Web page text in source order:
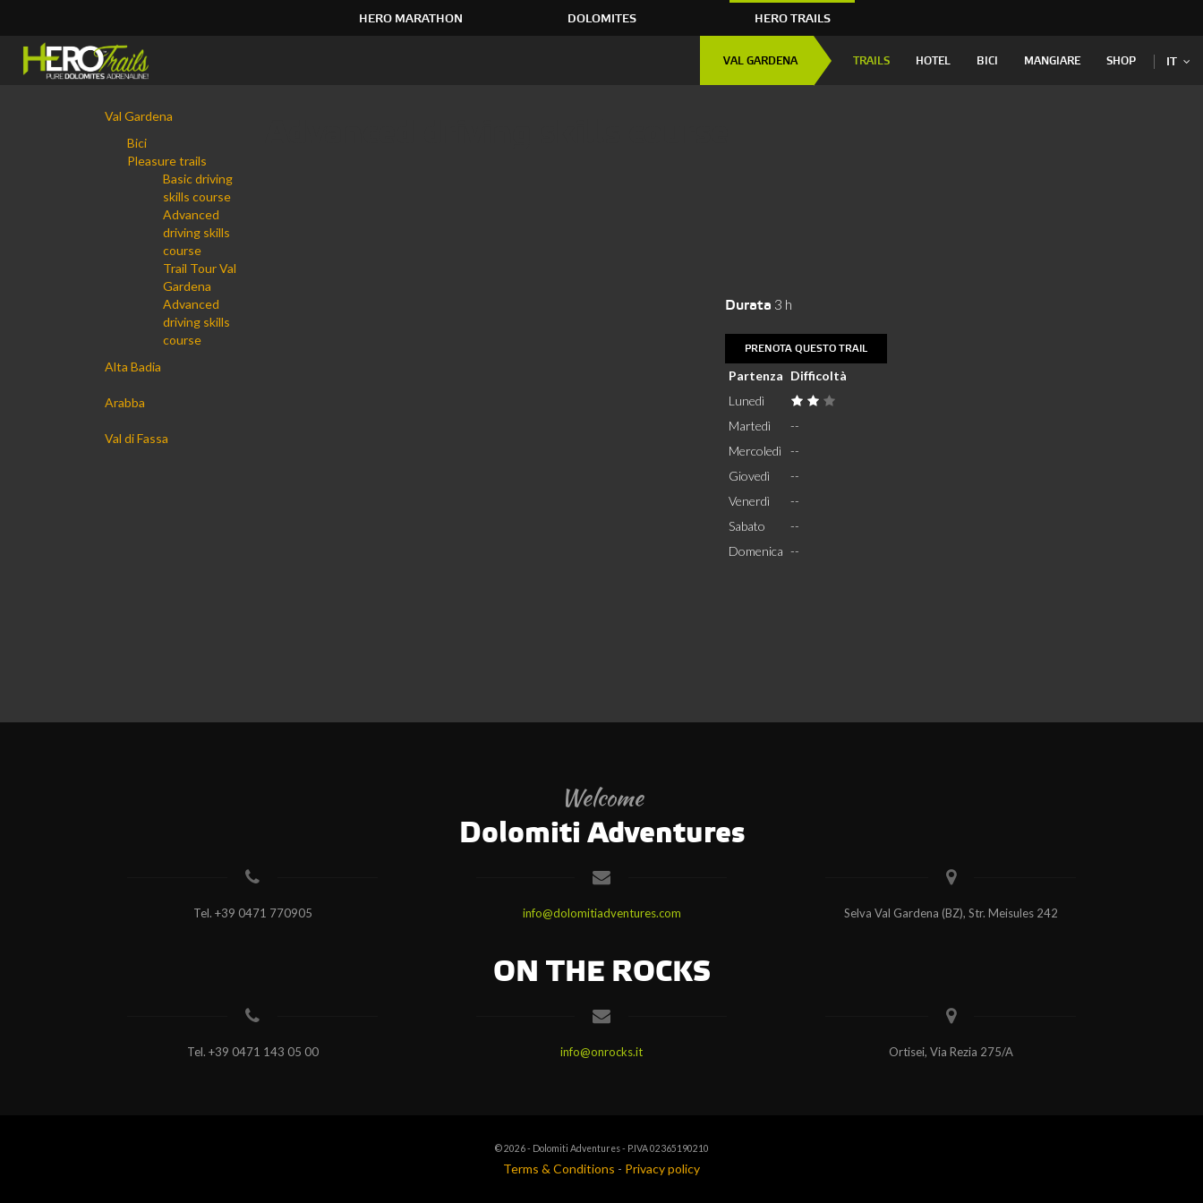
HERO MARATHON DOLOMITES HERO TRAILS
VAL GARDENA TRAILS HOTEL BICI MANGIARE SHOP IT
Val Gardena
Bici
Pleasure trails
Basic driving
skills course
Advanced
driving skills
course
Trail Tour Val
Gardena
Advanced
driving skills
course
Alta Badia
Arabba
Val di Fassa
Durata 3 h
PRENOTA QUESTO TRAIL
Partenza Difficoltà
Lunedì
Martedì
--
Mercoledì
--
Giovedì
--
Venerdì
--
Sabato
--
Domenica --
Welcome
Dolomiti Adventures
Tel. +39 0471 770905 info@dolomitiadventures.com Selva Val Gardena (BZ), Str. Meisules 242
ON THE ROCKS
Tel. +39 0471 143 05 00 info@onrocks.it Ortisei, Via Rezia 275/A
© 2026 - Dolomiti Adventures - P.IVA 02365190210
Terms & Conditions - Privacy policy